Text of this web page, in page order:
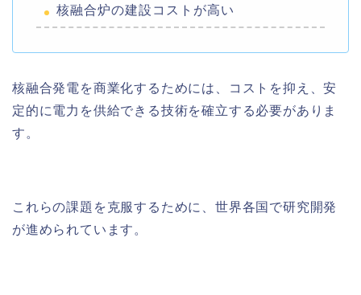
核融合炉の建設コストが高い
核融合発電を商業化するためには、コストを抑え、安
定的に電力を供給できる技術を確立する必要がありま
す。
これらの課題を克服するために、世界各国で研究開発
が進められています。